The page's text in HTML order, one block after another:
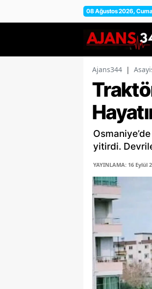
08 Ağustos 2026,
Ajans344 |
yitirdi.
YAYINLAMA: 16 Eylül